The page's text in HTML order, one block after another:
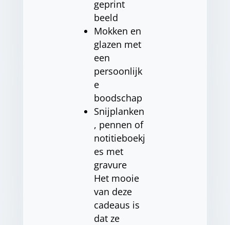
geprint
beeld
Mokken en
glazen met
een
persoonlijk
e
boodschap
Snijplanken
, pennen of
notitieboekj
es met
gravure
Het mooie
van deze
cadeaus is
dat ze